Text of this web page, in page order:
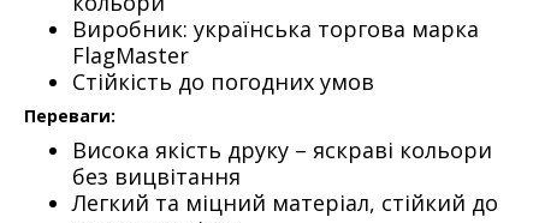
Виробник: українська торгова марка
FlagMaster
Стійкість до погодних умов
Переваги:
Висока якість друку – яскраві кольори
без вицвітання
Легкий та міцний матеріал, стійкий до